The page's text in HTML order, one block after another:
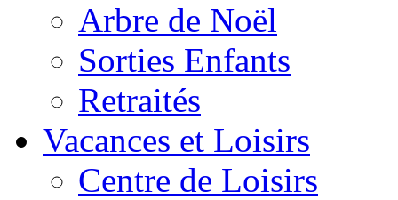
Arbre de Noël
Sorties Enfants
Retraités
Vacances et Loisirs
Centre de Loisirs